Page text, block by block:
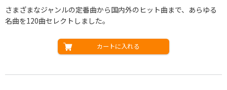
さまざまなジャンルの定番曲から国内外のヒット曲まで、あらゆる
名曲を120曲セレクトしました。
カートに入れる